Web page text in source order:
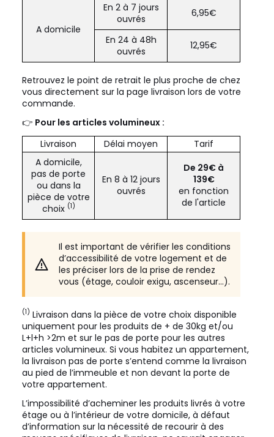
A domicile
En 2 à 7 jours
ouvrés
6,95€
En 24 à 48h
ouvrés
12,95€
Retrouvez le point de retrait le plus proche de chez
vous directement sur la page livraison lors de votre
commande.
👉 Pour les articles volumineux :
Livraison
Délai moyen
Tarif
A domicile,
pas de porte
ou dans la
pièce de votre
choix (1)
En 8 à 12 jours
ouvrés
De 29€ à
139€
en fonction
de l'article
Il est important de vérifier les conditions
d’accessibilité de votre logement et de
les préciser lors de la prise de rendez
vous (étage, couloir exigu, ascenseur…).
(1) Livraison dans la pièce de votre choix disponible
uniquement pour les produits de + de 30kg et/ou
L+l+h >2m et sur le pas de porte pour les autres
articles volumineux. Si vous habitez un appartement,
la livraison pas de porte s’entend comme la livraison
au pied de l’immeuble et non devant la porte de
votre appartement.
L’impossibilité d’acheminer les produits livrés à votre
étage ou à l’intérieur de votre domicile, à défaut
d’information sur la nécessité de recourir à des